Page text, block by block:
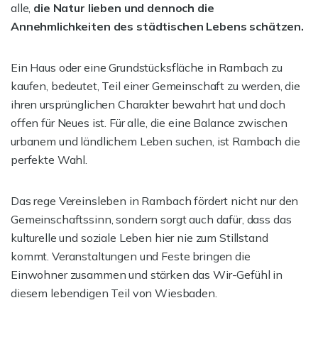
alle, die Natur lieben und dennoch die
Annehmlichkeiten des städtischen Lebens schätzen.
Ein Haus oder eine Grundstücksfläche in Rambach zu
kaufen, bedeutet, Teil einer Gemeinschaft zu werden, die
ihren ursprünglichen Charakter bewahrt hat und doch
offen für Neues ist. Für alle, die eine Balance zwischen
urbanem und ländlichem Leben suchen, ist Rambach die
perfekte Wahl.
Das rege Vereinsleben in Rambach fördert nicht nur den
Gemeinschaftssinn, sondern sorgt auch dafür, dass das
kulturelle und soziale Leben hier nie zum Stillstand
kommt. Veranstaltungen und Feste bringen die
Einwohner zusammen und stärken das Wir-Gefühl in
diesem lebendigen Teil von Wiesbaden.